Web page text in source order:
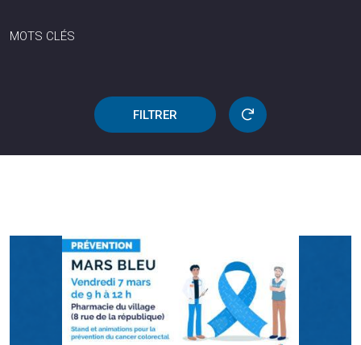
MOTS CLÉS
FILTRER